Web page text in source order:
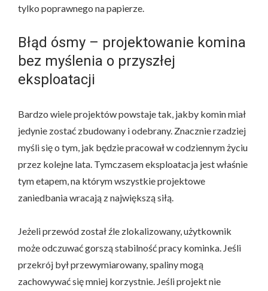
tylko poprawnego na papierze.
Błąd ósmy – projektowanie komina
bez myślenia o przyszłej
eksploatacji
Bardzo wiele projektów powstaje tak, jakby komin miał
jedynie zostać zbudowany i odebrany. Znacznie rzadziej
myśli się o tym, jak będzie pracował w codziennym życiu
przez kolejne lata. Tymczasem eksploatacja jest właśnie
tym etapem, na którym wszystkie projektowe
zaniedbania wracają z największą siłą.
Jeżeli przewód został źle zlokalizowany, użytkownik
może odczuwać gorszą stabilność pracy kominka. Jeśli
przekrój był przewymiarowany, spaliny mogą
zachowywać się mniej korzystnie. Jeśli projekt nie